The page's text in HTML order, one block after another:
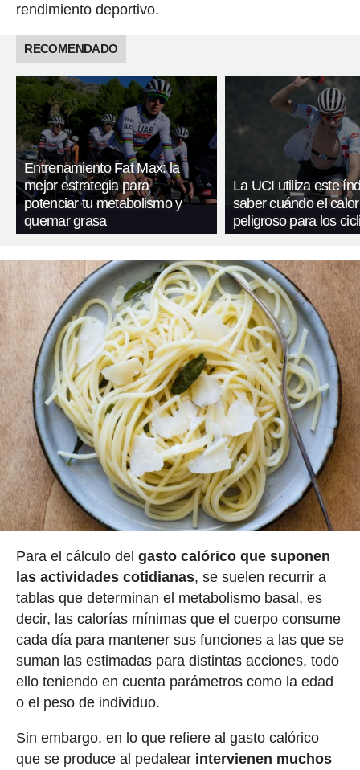
rendimiento deportivo.
RECOMENDADO
Entrenamiento Fat Max: la
mejor estrategia para
potenciar tu metabolismo y
quemar grasa
La UCI utiliza este
saber cuándo el
peligroso para los
Para el cálculo del gasto calórico que suponen
las actividades cotidianas, se suelen recurrir a
tablas que determinan el metabolismo basal, es
decir, las calorías mínimas que el cuerpo consume
cada día para mantener sus funciones a las que se
suman las estimadas para distintas acciones, todo
ello teniendo en cuenta parámetros como la edad
o el peso de individuo.
Sin embargo, en lo que refiere al gasto calórico
que se produce al pedalear intervienen muchos